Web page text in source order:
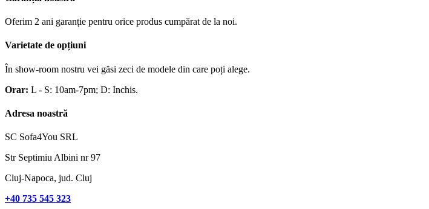
Oferim 2 ani garanție pentru orice produs cumpărat de la noi.
Varietate de opțiuni
În show-room nostru vei găsi zeci de modele din care poți alege.
Orar: L - S: 10am-7pm; D: Inchis.
Adresa noastră
SC Sofa4You SRL
Str Septimiu Albini nr 97
Cluj-Napoca, jud. Cluj
+40 735 545 323